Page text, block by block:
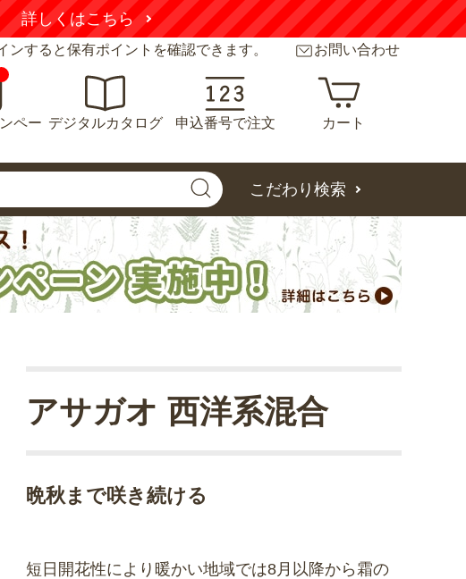
詳しくはこちら
すると保有ポイントを確認できます。 お問い合わせ
ペー デジタルカタログ 申込番号で注文 カート
こだわり検索
晩秋まで咲き続ける
アサガオ 西洋系混合
短日開花性により暖かい地域では8月以降から霜の